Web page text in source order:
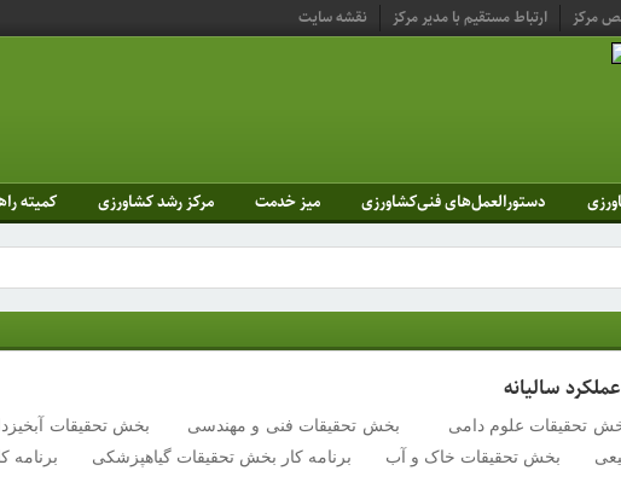
مرکز ارتباط مستقیم با مدیر مرکز نقشه سایت
دستورالعمل‌های فنی‌کشاورزی میز خدمت مرکز رشد کشاورزی کمیته
عملکرد سالیانه
تحقیقات علوم دامی بخش تحقیقات فنی و مهندسی بخش تحقیقات
بخش تحقیقات خاک و آب برنامه کار بخش تحقیقات گیاهپزشکی برنامه